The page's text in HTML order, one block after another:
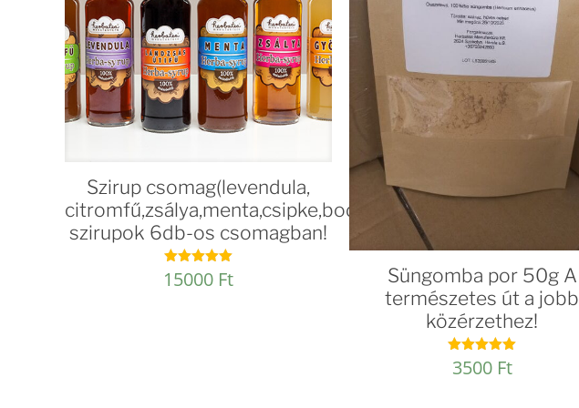
Szirup csomag(levendula,
citromfű,zsálya,menta,csipke,bodzavirág)
szirupok 6db-os csomagban!
Értékelés:
5.00
15000 Ft
Süngomba por 50g A
természetes út a jobb
közérzethez!
Értékelés:
5.00
3500 Ft